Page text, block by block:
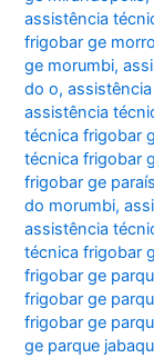
assistência
frigobar ge
ge morumbi,
do o,
assistência
técnica frigobar
técnica frigobar
frigobar ge
do morumbi,
assistência
técnica frigobar
frigobar ge
frigobar ge
frigobar ge
ge parque